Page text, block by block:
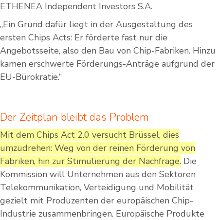
ETHENEA Independent Investors S.A.
„Ein Grund dafür liegt in der Ausgestaltung des
ersten Chips Acts: Er förderte fast nur die
Angebotsseite, also den Bau von Chip-Fabriken. Hinzu
kamen erschwerte Förderungs-Anträge aufgrund der
EU-Bürokratie.“
Der Zeitplan bleibt das Problem
Mit dem Chips Act 2.0 versucht Brüssel, dies
umzudrehen: Weg von der reinen Förderung von
Fabriken, hin zur Stimulierung der Nachfrage. Die
Kommission will Unternehmen aus den Sektoren
Telekommunikation, Verteidigung und Mobilität
gezielt mit Produzenten der europäischen Chip-
Industrie zusammenbringen. Europäische Produkte